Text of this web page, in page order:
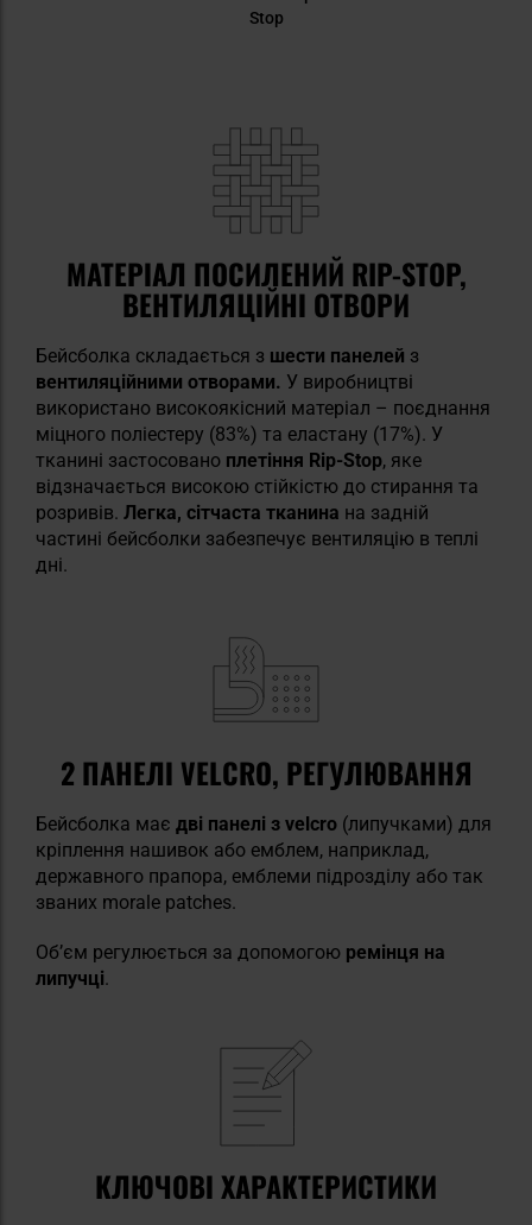
Stop
МАТЕРІАЛ ПОСИЛЕНИЙ RIP-STOP,
ВЕНТИЛЯЦІЙНІ ОТВОРИ
Бейсболка складається з шести панелей з
вентиляційними отворами. У виробництві
використано високоякісний матеріал – поєднання
міцного поліестеру (83%) та еластану (17%). У
тканині застосовано плетіння Rip-Stop, яке
відзначається високою стійкістю до стирання та
розривів. Легка, сітчаста тканина на задній
частині бейсболки забезпечує вентиляцію в теплі
дні.
2 ПАНЕЛІ VELCRO, РЕГУЛЮВАННЯ
Бейсболка має дві панелі з velcro (липучками) для
кріплення нашивок або емблем, наприклад,
державного прапора, емблеми підрозділу або так
званих morale patches.
Об’єм регулюється за допомогою ремінця на
липучці.
КЛЮЧОВІ ХАРАКТЕРИСТИКИ